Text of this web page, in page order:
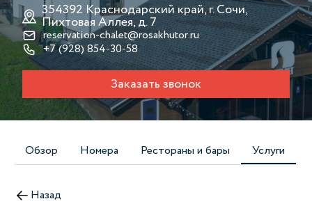
354392 Краснодарский край, г. Сочи,
Пихтовая Аллея, д. 7
reservation-chalet@rosakhutor.ru
+7 (928) 854-30-58
Заказать звонок
Обзор Номера Рестораны и бары Услуги
Назад